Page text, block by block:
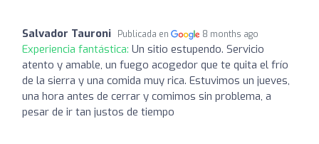
Salvador Tauroni Publicada en 8 months ago
Experiencia fantástica: Un sitio estupendo. Servicio
atento y amable, un fuego acogedor que te quita el frío
de la sierra y una comida muy rica. Estuvimos un jueves,
una hora antes de cerrar y comimos sin problema, a
pesar de ir tan justos de tiempo